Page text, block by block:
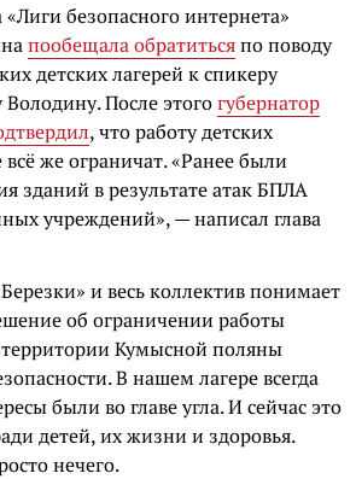
безопасного интернета»
пообещала обратитьсяпо поводу
детских лагерей к спикеру
После этогогубернатор
, что работу детских
всё же ограничат. «Ранее были
зданий в результате атак БПЛА
учреждений», — написал глава
и весь коллектив понимает
об ограничении работы
территории Кумысной поляны
В нашем лагере всегда
были во главе угла. И сейчас это
детей, их жизни и здоровья.
нечего.